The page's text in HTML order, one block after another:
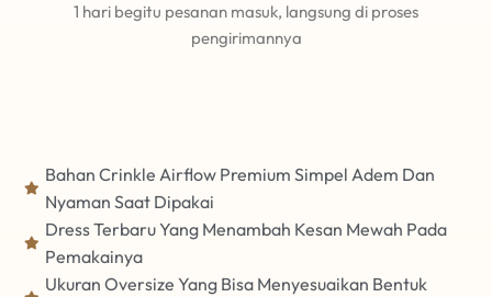
1 hari begitu pesanan masuk, langsung di proses
pengirimannya
Bahan Crinkle Airflow Premium Simpel Adem Dan
Nyaman Saat Dipakai
Dress Terbaru Yang Menambah Kesan Mewah Pada
Pemakainya
Ukuran Oversize Yang Bisa Menyesuaikan Bentuk